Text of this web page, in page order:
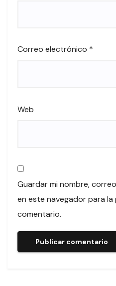
Correo electrónico *
Web
Guardar mi nombre,
en este navegador para la
comentario.